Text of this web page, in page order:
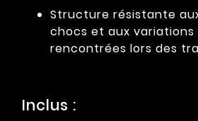
Structure résistante
chocs et aux
rencontrées lors des
Inclus :